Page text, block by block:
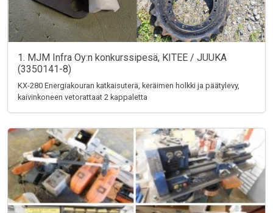
1. MJM Infra Oy:n konkurssipesä, KITEE / JUUKA
(3350141-8)
KX-280 Energiakouran katkaisuterä, keräimen holkki ja päätylevy,
kaivinkoneen vetorattaat 2 kappaletta